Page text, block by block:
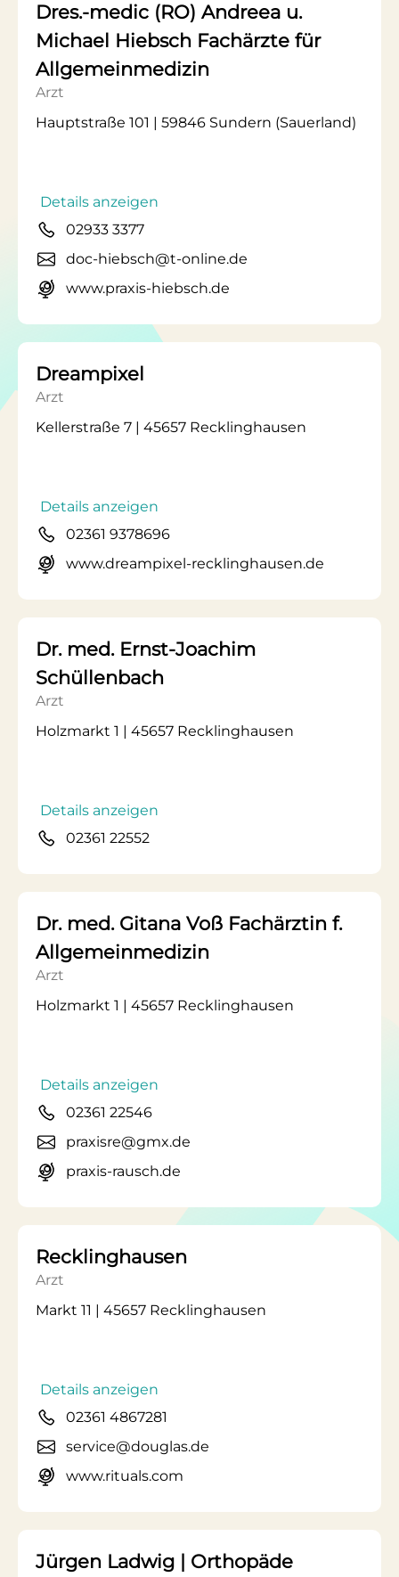
Dres.-medic (RO) Andreea u.
Michael Hiebsch Fachärzte für
Allgemeinmedizin
Arzt
Hauptstraße 101 | 59846 Sundern (Sauerland)
Details anzeigen
02933 3377
doc-hiebsch@t-online.de
www.praxis-hiebsch.de
Dreampixel
Arzt
Kellerstraße 7 | 45657 Recklinghausen
Details anzeigen
02361 9378696
www.dreampixel-recklinghausen.de
Dr. med. Ernst-Joachim
Schüllenbach
Arzt
Holzmarkt 1 | 45657 Recklinghausen
Details anzeigen
02361 22552
Dr. med. Gitana Voß Fachärztin f.
Allgemeinmedizin
Arzt
Holzmarkt 1 | 45657 Recklinghausen
Details anzeigen
02361 22546
praxisre@gmx.de
praxis-rausch.de
Recklinghausen
Arzt
Markt 11 | 45657 Recklinghausen
Details anzeigen
02361 4867281
service@douglas.de
www.rituals.com
Jürgen Ladwig | Orthopäde